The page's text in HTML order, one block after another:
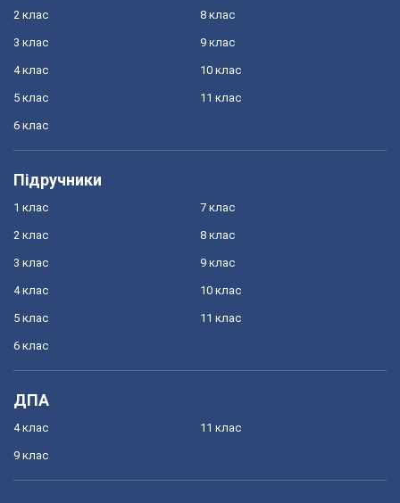
2 клас
3 клас
4 клас
5 клас
6 клас
8 клас
9 клас
10 клас
11 клас
Підручники
1 клас
2 клас
3 клас
4 клас
5 клас
6 клас
7 клас
8 клас
9 клас
10 клас
11 клас
ДПА
4 клас
9 клас
11 клас